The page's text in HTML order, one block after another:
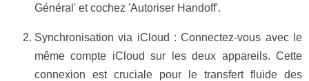
Général' et cochez 'Autoriser Handoff'.
Synchronisation via iCloud : Connectez-vous avec le
même compte iCloud sur les deux appareils. Cette
connexion est cruciale pour le transfert fluide des